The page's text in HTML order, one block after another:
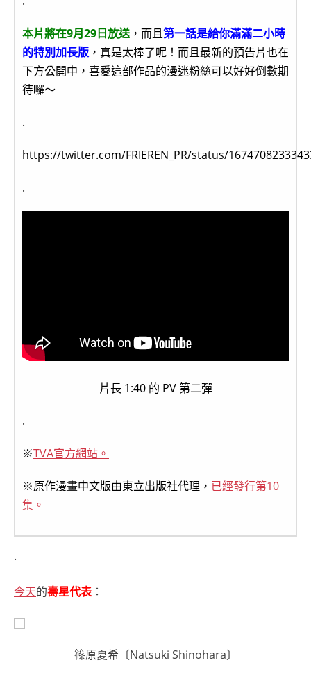
本片將在9月29日放送，而且第一話是給你滿滿二小時
的特別加長版 ，真是太棒了呢！而且最新的預告片也在
下方公開中，喜愛這部作品的漫迷粉絲可以好好倒數期
待囉～
.
https://twitter.com/FRIEREN_PR/status/
.
片長 1:40 的 PV 第二彈
.
※TVA官方網站。
※原作漫畫中文版由東立出版社代理， 已經發行第10
集。
.
今天的壽星代表：
篠原夏希〔Natsuki Shinohara〕